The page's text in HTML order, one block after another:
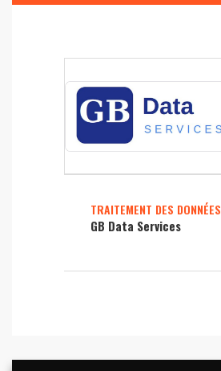
TRAITEMENT DES DONNÉES
GB Data Services